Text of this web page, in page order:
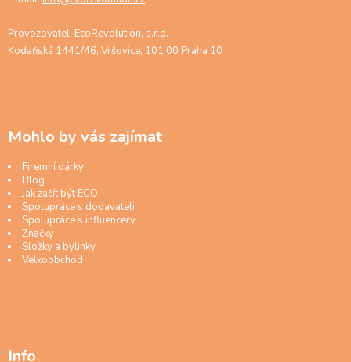
Provozovatel: EcoRevolution, s.r.o.
Kodaňská 1441/46, Vršovice, 101 00 Praha 10
Mohlo by vás zajímat
Firemní dárky
Blog
Jak začít být ECO
Spolupráce s dodavateli
Spolupráce s influencery
Značky
Složky a bylinky
Velkoobchod
Info